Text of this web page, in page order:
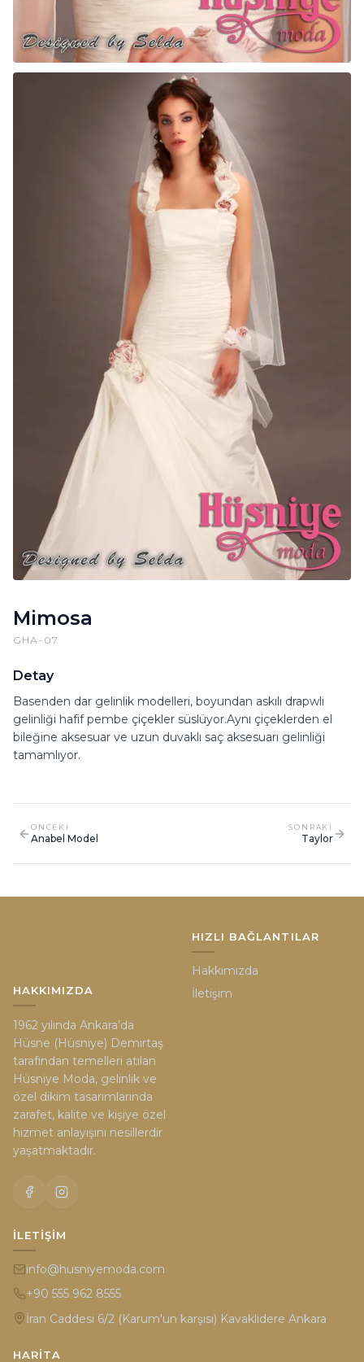
Mimosa
GHA-07
Detay
Basenden dar gelinlik modelleri, boyundan askılı drapwli
gelinliği hafif pembe çiçekler süslüyor.Aynı çiçeklerden el
bileğine aksesuar ve uzun duvaklı saç aksesuarı gelinliği
tamamlıyor.
ONCEKI
Anabel Model
SONRAKI
Taylor
HAKKIMIZDA
1962 yılında Ankara’da
Hüsne (Hüsniye) Demirtaş
tarafından temelleri atılan
Hüsniye Moda, gelinlik ve
özel dikim tasarımlarında
zarafet, kalite ve kişiye özel
hizmet anlayışını nesillerdir
yaşatmaktadır.
HIZLI BAĞLANTILAR
Hakkımızda
İletişim
İLETIŞIM
info@husniyemoda.com
+90 555 962 8555
İran Caddesi 6/2 (Karum'un karşısı) Kavaklıdere Ankara
HARITA